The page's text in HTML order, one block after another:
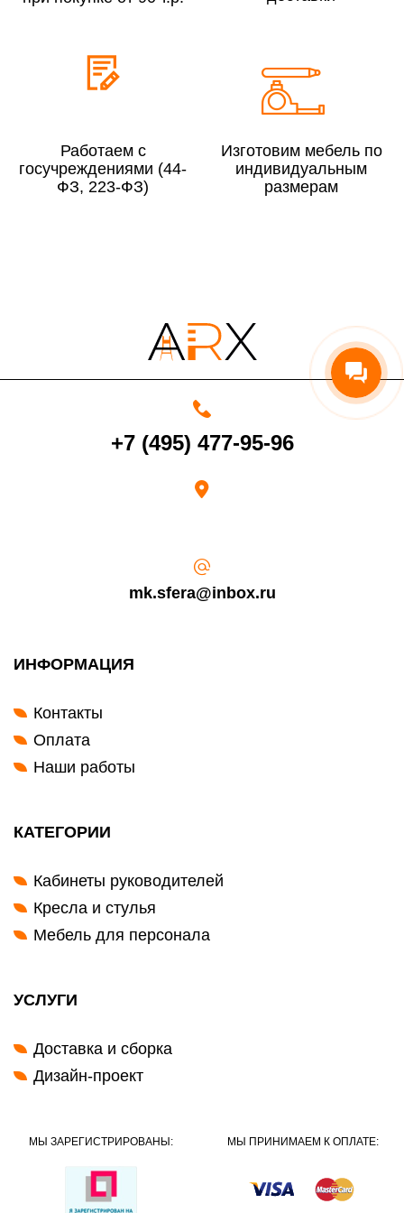
До 300 000 руб.
Свыше 300 000 руб.
Сборка в выходные дни и вечернее время:
4000 руб. в рабочее время
Срок возврата товара надлежащего качества составляет 30 дней с
момента получения товара.
счет в течение 5-30 рабочих дней (срок зависит от банка, который
Работаем с
госучреждениями (44-
ФЗ, 223-ФЗ)
Изготовим мебель по
индивидуальным
размерам
+7 (495) 477-95-96
mk.sfera@inbox.ru
ИНФОРМАЦИЯ
Контакты
Оплата
Наши работы
КАТЕГОРИИ
Кабинеты руководителей
Кресла и стулья
Мебель для персонала
УСЛУГИ
Доставка и сборка
Дизайн-проект
МЫ ЗАРЕГИСТРИРОВАНЫ: МЫ ПРИНИМАЕМ К ОПЛАТЕ: